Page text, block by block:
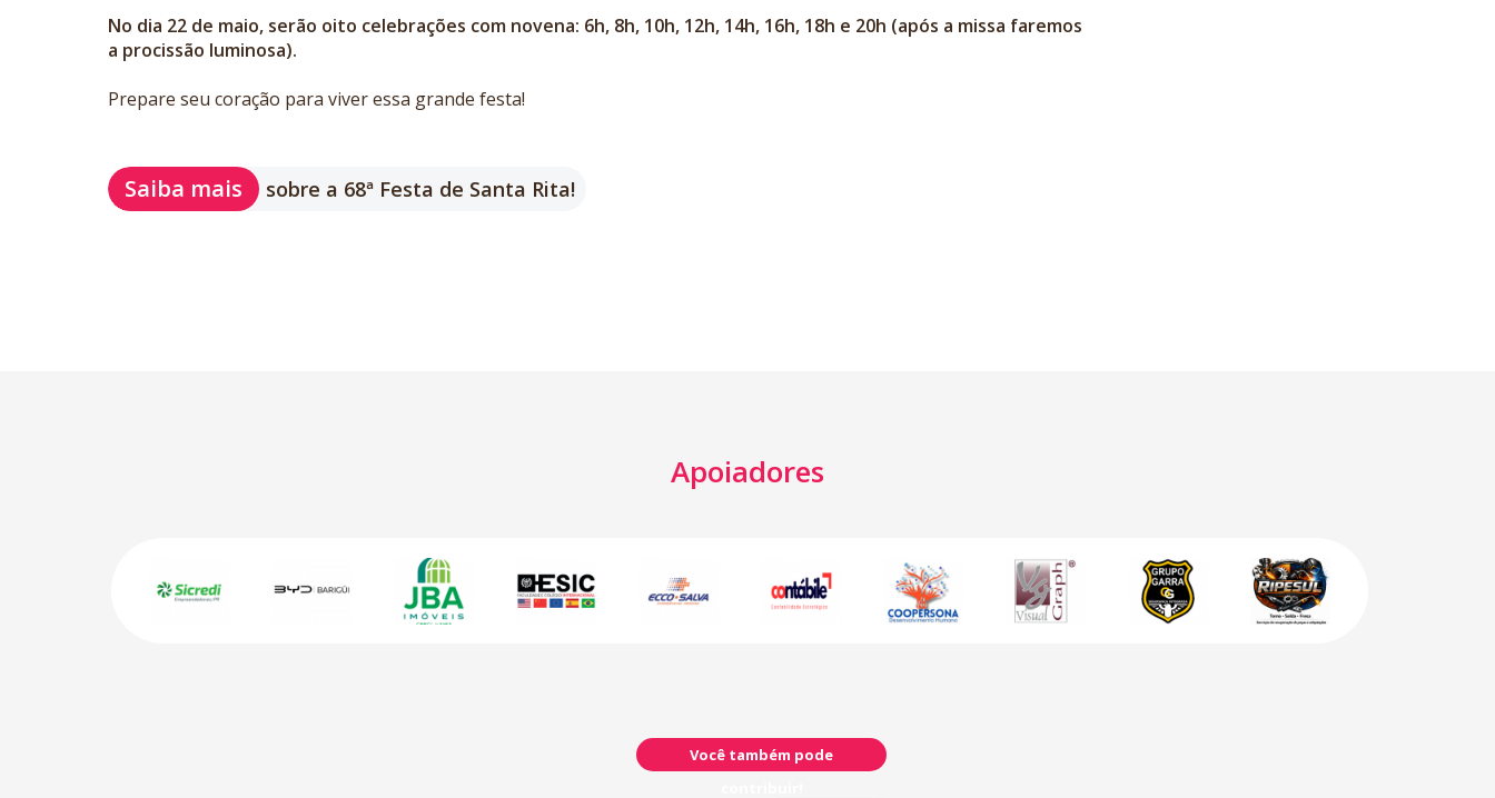
No dia 22 de maio, serão oito celebrações com novena: 6h, 8h, 10h, 12h, 14h, 16h, 18h e 20h (após a missa faremos
a procissão luminosa).
Prepare seu coração para viver essa grande festa!
Saiba mais sobre a 68ª Festa de Santa Rita!
Apoiadores
Você também pode